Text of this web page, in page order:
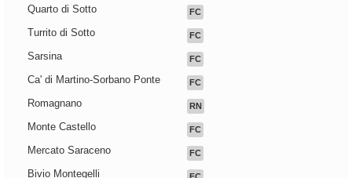
Quarto di Sotto FC
Turrito di Sotto FC
Sarsina FC
Ca' di Martino-Sorbano Ponte FC
Romagnano RN
Monte Castello FC
Mercato Saraceno FC
Bivio Montegelli